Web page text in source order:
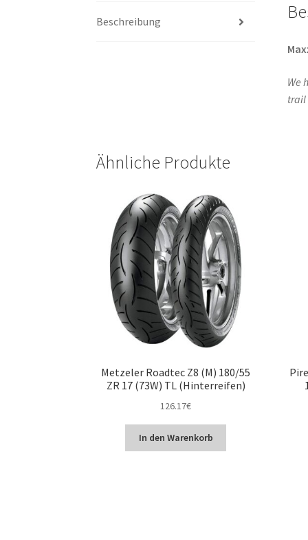
Beschreibung
We
trail
Ähnliche Produkte
Metzeler Roadtec Z8 (M) 180/55
ZR 17 (73W) TL (Hinterreifen)
126.17€
In den Warenkorb